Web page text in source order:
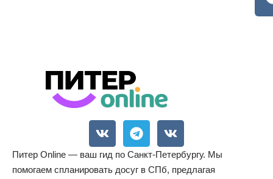
Питер Online — ваш гид по Санкт-Петербургу. Мы
помогаем спланировать досуг в СПб, предлагая